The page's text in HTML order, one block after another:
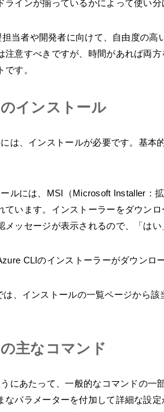
ラインが揃っているかによって使い分
当者や開発者に向けて、自由度の
注意すべきですが、時間があれば両
す。
インストール
は、インストールが必要です。基本
ルには、MSI（Microsoft Installer：
ています。インストーラーをダウン
メッセージが表示されるので、「は
CLIのインストーラーがダウンロ
、インストールの一覧ページから
主なコマンド
にあたって、一般的なコマンドの一
なパラメーターを付加して詳細な設